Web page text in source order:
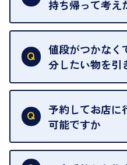
持ち帰って考え
査定額は当日限り有
中古市場が日々変動
わることがございま
値段がつかなく
分したい物を引
再販不可能な物は、
がございます。ご了
予約してお店に
可能ですか
申し訳ありませんが